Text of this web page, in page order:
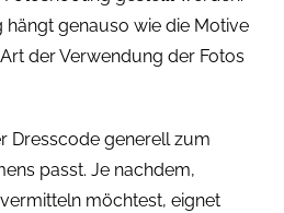
hängt genauso wie die Motive
der Verwendung der Fotos
Dresscode generell zum
passt. Je nachdem,
möchtest, eignet